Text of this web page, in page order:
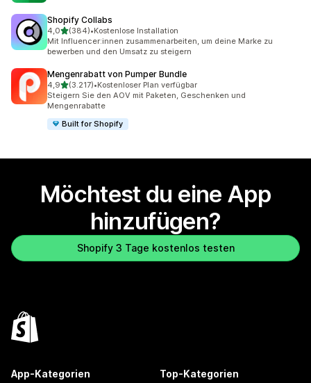
Shopify Collabs
4,0von 5 Sternen
(384)
384 Rezensionen insgesamt
•Kostenlose Installation
Mit Influencer:innen zusammenarbeiten, um deine Marke zu
bewerben und den Umsatz zu steigern
Mengenrabatt von Pumper Bundle
4,9von 5 Sternen
(3.217)
3217 Rezensionen insgesamt
•Kostenloser Plan verfügbar
Steigern Sie den AOV mit Paketen, Geschenken und
Mengenrabatte
Built for Shopify
Möchtest du eine App
hinzufügen?
Shopify 3 Tage kostenlos testen
App-Kategorien Top-Kategorien